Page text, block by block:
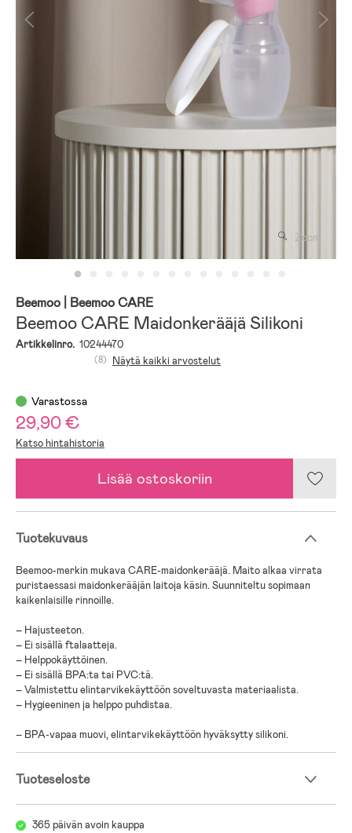
Zoom
Beemoo | Beemoo CARE
Beemoo CARE Maidonkerääjä Silikoni
Artikkelinro. 10244470
(8) Näytä kaikki arvostelut
Varastossa
29,90 €
Katso hintahistoria
Lisää ostoskoriin
Tuotekuvaus
Beemoo-merkin mukava CARE-maidonkerääjä. Maito alkaa virrata
puristaessasi maidonkerääjän laitoja käsin. Suunniteltu sopimaan
kaikenlaisille rinnoille.
– Hajusteeton.
– Ei sisällä ftalaatteja.
– Helppokäyttöinen.
– Ei sisällä BPA:ta tai PVC:tä.
– Valmistettu elintarvikekäyttöön soveltuvasta materiaalista.
– Hygieeninen ja helppo puhdistaa.
– BPA-vapaa muovi, elintarvikekäyttöön hyväksytty silikoni.
Tuoteseloste
365 päivän avoin kauppa